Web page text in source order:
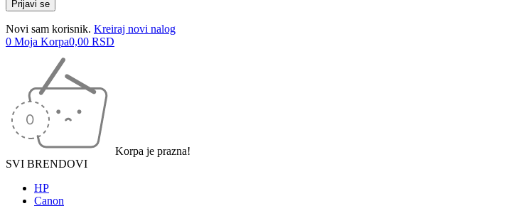
Novi sam korisnik. Kreiraj novi nalog
0 Moja Korpa0,00 RSD
Korpa je prazna!
SVI BRENDOVI
HP
Canon